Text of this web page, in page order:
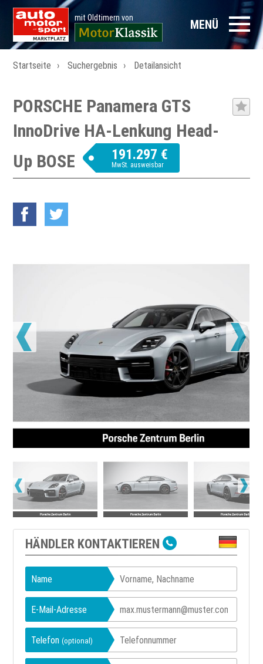
mit Oldtimern von MENÜ
Startseite Suchergebnis Detailansicht
PORSCHE Panamera GTS
InnoDrive HA-Lenkung Head-
Up BOSE
191.297 €
MwSt. ausweisbar
HÄNDLER KONTAKTIEREN
Name
E-Mail-Adresse
Telefon(optional)